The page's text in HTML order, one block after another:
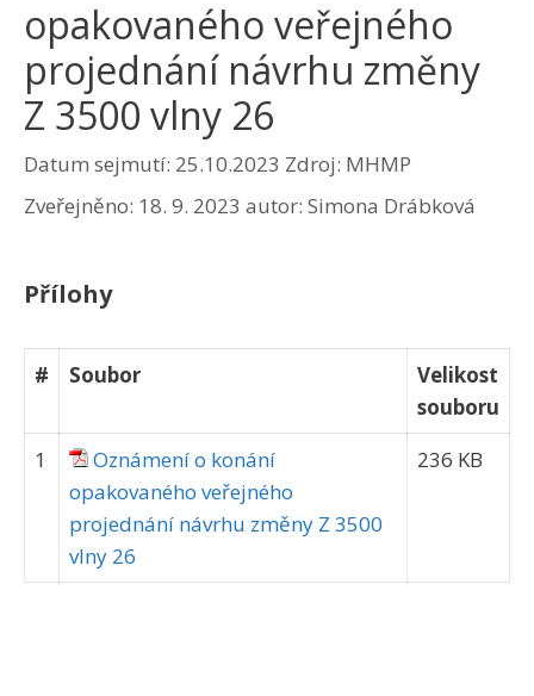
opakovaného veřejného
projednání návrhu změny
Z 3500 vlny 26
Datum sejmutí: 25.10.2023 Zdroj: MHMP
Zveřejněno: 18. 9. 2023 autor: Simona Drábková
Přílohy
# Soubor
Velikost
souboru
1
Oznámení o konání
opakovaného veřejného
projednání návrhu změny Z 3500
vlny 26
236 KB